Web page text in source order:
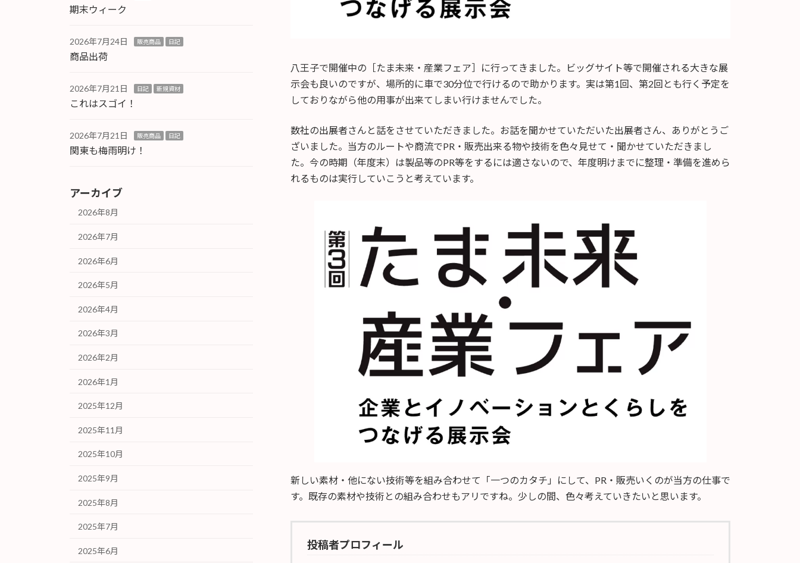
八王子で開催中の［たま未来・産業フェア］に行ってきました。ビッグサイト等で開催される大きな展
示会も良いのですが、場所的に車で30分位で行けるので助かります。実は第1回、第2回とも行く予定を
しておりながら他の用事が出来てしまい行けませんでした。
数社の出展者さんと話をさせていただきました。お話を聞かせていただいた出展者さん、ありがとうご
ざいました。当方のルートや商流でPR・販売出来る物や技術を色々見せて・聞かせていただきまし
た。今の時期（年度末）は製品等のPR等をするには適さないので、年度明けまでに整理・準備を進めら
れるものは実行していこうと考えています。
新しい素材・他にない技術等を組み合わせて「一つのカタチ」にして、PR・販売いくのが当方の仕事で
す。既存の素材や技術との組み合わせもアリですね。少しの間、色々考えていきたいと思います。
投稿者プロフィール
期末ウィーク
2026年7月24日 販売商品 日記
商品出荷
2026年7月21日 日記 新規資材
これはスゴイ！
2026年7月21日 販売商品 日記
関東も梅雨明け！
アーカイブ
2026年8月
2026年7月
2026年6月
2026年5月
2026年4月
2026年3月
2026年2月
2026年1月
2025年12月
2025年11月
2025年10月
2025年9月
2025年8月
2025年7月
2025年6月